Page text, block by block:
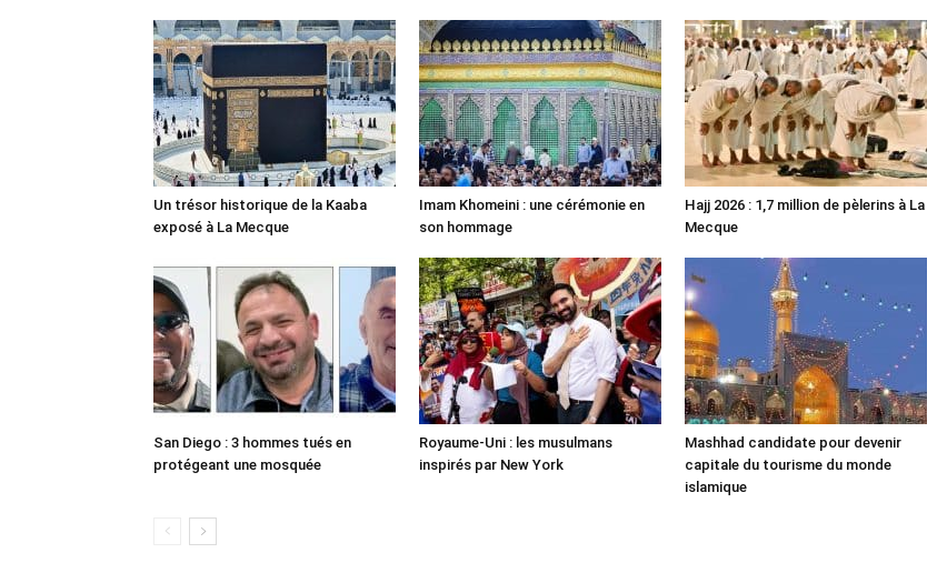
Un trésor historique de la Kaaba
exposé à La Mecque
Imam Khomeini : une cérémonie en
son hommage
Hajj 2026 : 1,7 million de pèlerins à La
Mecque
San Diego : 3 hommes tués en
protégeant une mosquée
Royaume-Uni : les musulmans
inspirés par New York
Mashhad candidate pour devenir
capitale du tourisme du monde
islamique